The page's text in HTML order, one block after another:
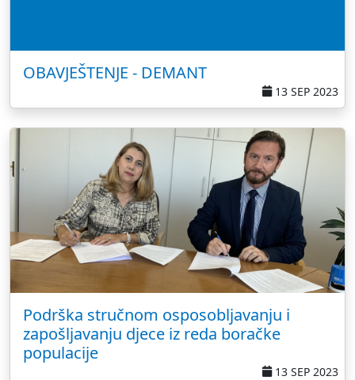
OBAVJEŠTENJE - DEMANT
13 SEP 2023
Podrška stručnom osposobljavanju i
zapošljavanju djece iz reda boračke
populacije
13 SEP 2023